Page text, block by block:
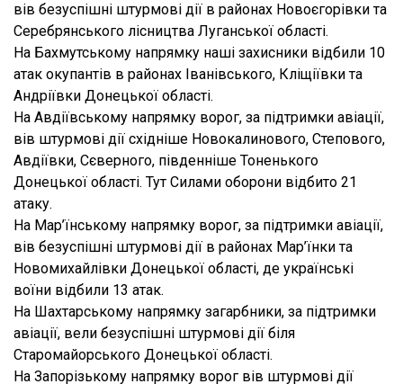
вів безуспішні штурмові дії в районах Новоєгорівки та
Серебрянського лісництва Луганської області.
На Бахмутському напрямку наші захисники відбили 10
атак окупантів в районах Іванівського, Кліщіївки та
Андріївки Донецької області.
На Авдіївському напрямку ворог, за підтримки авіації,
вів штурмові дії східніше Новокалинового, Степового,
Авдіївки, Сєверного, південніше Тоненького
Донецької області. Тут Силами оборони відбито 21
атаку.
На Мар’їнському напрямку ворог, за підтримки авіації,
вів безуспішні штурмові дії в районах Мар’їнки та
Новомихайлівки Донецької області, де українські
воїни відбили 13 атак.
На Шахтарському напрямку загарбники, за підтримки
авіації, вели безуспішні штурмові дії біля
Старомайорського Донецької області.
На Запорізькому напрямку ворог вів штурмові дії